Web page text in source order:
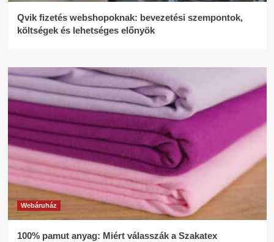
Qvik fizetés webshopoknak: bevezetési szempontok,
költségek és lehetséges előnyök
Webáruház
100% pamut anyag: Miért válasszák a Szakatex